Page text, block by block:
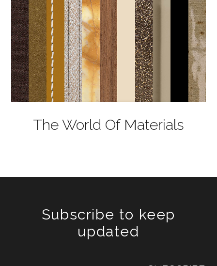
The World Of Materials
Subscribe to keep
updated